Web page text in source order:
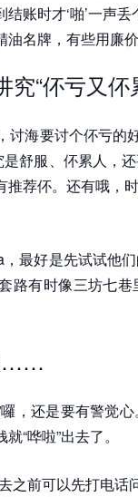
账时才‘啪’一声
名牌，有些用廉
“伓亏又伓
海要讨个伓亏的
舒服、伓累人，
推荐伓。还有哦，
最好是先试试他
路有时像三坊七
……
，还是要有警觉
“哗啦”出去了。
之前可以先打电话